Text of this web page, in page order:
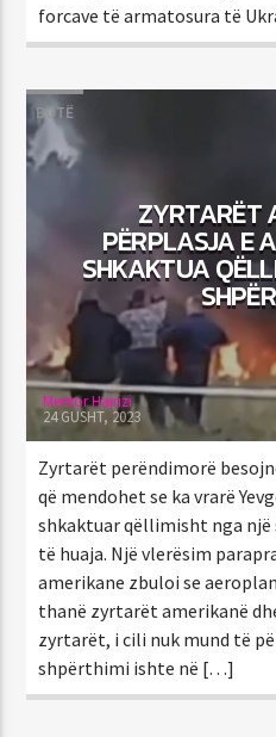
forcave të armatosura të
BOTË
ZYRTARËT
PËRPLASJA E
SHKAKTUA
Mentor Hajrizi
24 GUSHT, 2023
Zyrtarët perëndimorë
që mendohet se ka vrarë
shkaktuar qëllimisht nga
të huaja. Një vlerësim
amerikane zbuloi se
thanë zyrtarët amerikanë
zyrtarët, i cili nuk mund të
shpërthimi ishte në […]